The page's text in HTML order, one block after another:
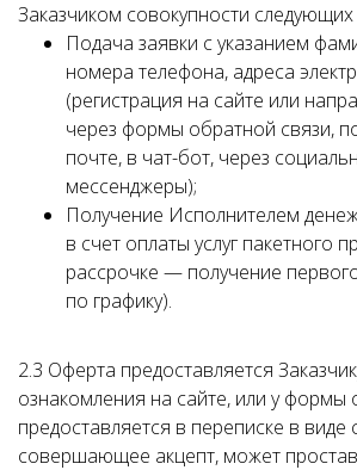
Заказчиком совокупности следующих
Подача заявки с указанием
номера телефона, адреса
(регистрация на сайте или
через формы обратной связи,
почте, в чат-бот, через
мессенджеры);
Получение Исполнителем
в счет оплаты услуг пакетного
рассрочке — получение
по графику).
2.3 Оферта предоставляется
ознакомления на сайте, или у формы
предоставляется в переписке в виде
совершающее акцепт, может